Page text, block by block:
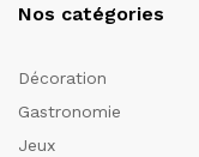
Nos catégories
Décoration
Gastronomie
Jeux